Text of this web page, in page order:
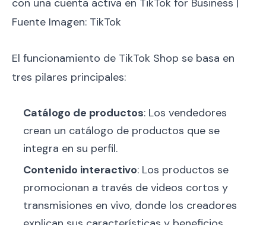
con una cuenta activa en TikTok for Business |
Fuente Imagen: TikTok
El funcionamiento de TikTok Shop se basa en
tres pilares principales:
Catálogo de productos: Los vendedores
crean un catálogo de productos que se
integra en su perfil.
Contenido interactivo: Los productos se
promocionan a través de videos cortos y
transmisiones en vivo, donde los creadores